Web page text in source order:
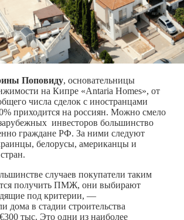
Поповиду, основательницы
на Кипре «Antaria Homes», от
числа сделок с иностранцами
приходится на россиян. Можно смело
зарубежных инвесторов большинство
граждане РФ. За ними следуют
белорусы, американцы и
случаев покупатели таким
получить ПМЖ, они выбирают
под критерии, —
дома в стадии строительства
€300 тыс. Это одни из наиболее